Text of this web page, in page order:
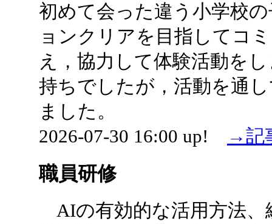
初めて会った違う小学校
ョンクリアを目指してコ
え，協力して体験活動を
持ちでしたが，活動を通
ました。
2026-07-30 16:00 up!
→記
職員研修
AIの有効的な活用方法、